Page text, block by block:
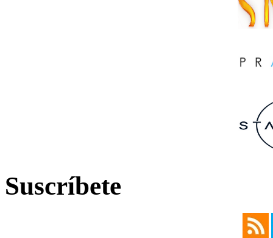
Suscríbete